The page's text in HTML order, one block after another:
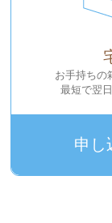
お手持ちの
最短で翌
申し